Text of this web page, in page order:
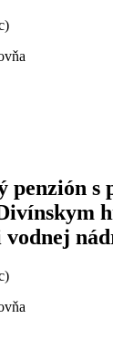
penzión s